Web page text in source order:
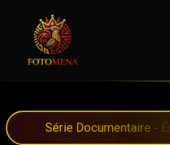
Série Documentaire - É